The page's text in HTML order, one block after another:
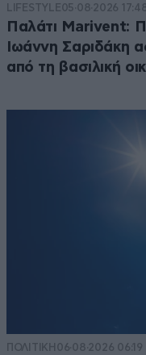
LIFESTYLE05·08·2026
Παλάτι Marivent:
Ιωάννη Σαριδάκη
από τη βασιλική
ΠΟΛΙΤΙΚΗ 06·08·2026 06:19